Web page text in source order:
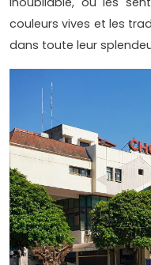
couleurs vives et les
dans toute leur